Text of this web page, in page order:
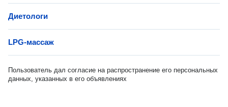
Диетологи
LPG-массаж
Пользователь дал согласие на распространение его персональных
данных, указанных в его объявлениях